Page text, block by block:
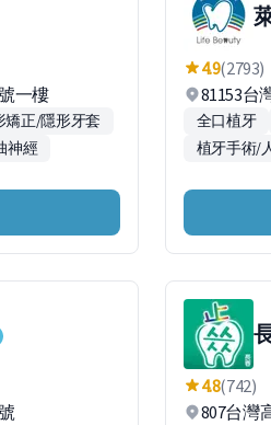
一樓
矯正/隱形牙套
神經
4.9(2793)
81153台
全口植牙
植牙手術/
4.8(742)
807台灣